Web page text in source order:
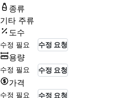
종류
기타 주류
도수
수정 필요 수정 요청
용량
수정 필요 수정 요청
가격
수정 필요 수정 요청